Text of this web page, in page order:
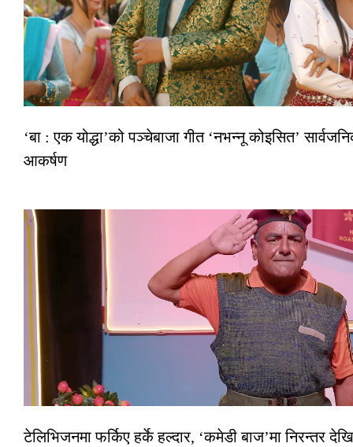
‘बा : एक योद्धा’को पञ्चेबाजा गीत ‘नभन्नू कोइसित’
आकर्षण
टेलिभिजनमा फर्किए हर्के हल्दार, ‘कमेडी बाज’मा निरन्तर